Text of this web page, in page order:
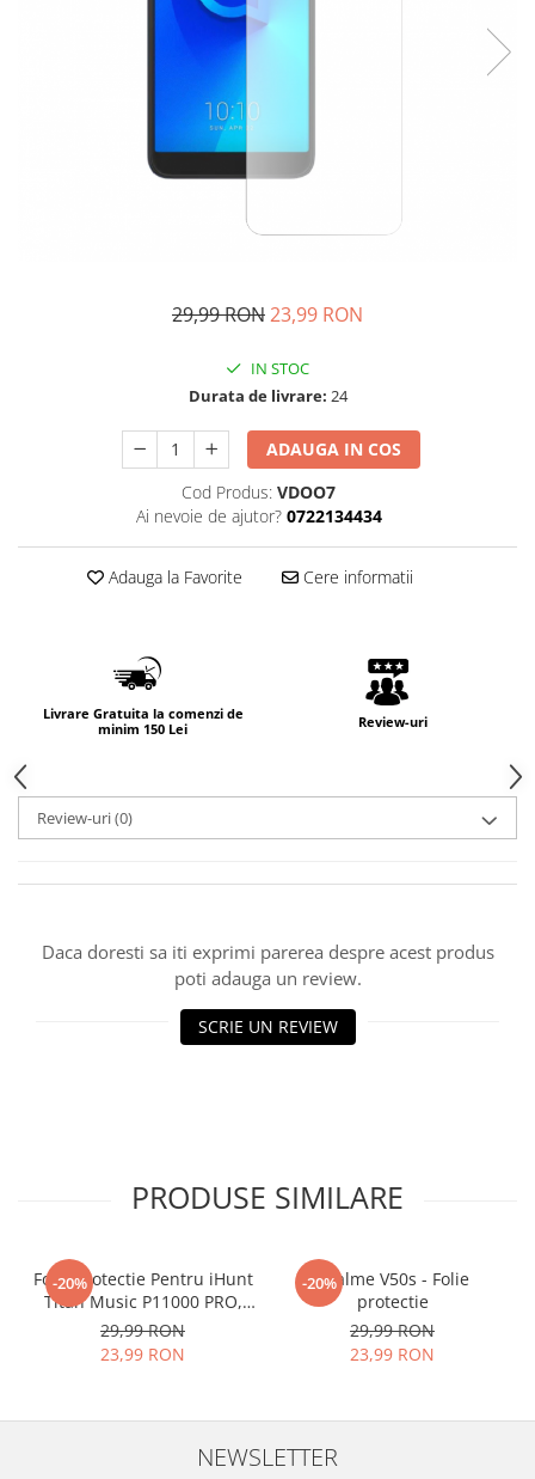
29,99 RON23,99 RON
IN STOC
Durata de livrare: 24
ADAUGA IN COS
Cod Produs: VDOO7
Ai nevoie de ajutor? 0722134434
Adauga la Favorite Cere informatii
Livrare Gratuita la comenzi de
minim 150 Lei
Review-uri
Review-uri(0)
Daca doresti sa iti exprimi parerea despre acest produs
poti adauga un review.
SCRIE UN REVIEW
PRODUSE SIMILARE
-20%
Folie Protectie Pentru iHunt
Titan Music P11000 PRO,
VDOO
29,99 RON
23,99 RON
-20%
Realme V50s - Folie
protectie
29,99 RON
23,99 RON
NEWSLETTER